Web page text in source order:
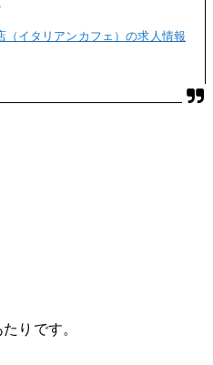
イタリアンカフェ）の求人情報
りです。